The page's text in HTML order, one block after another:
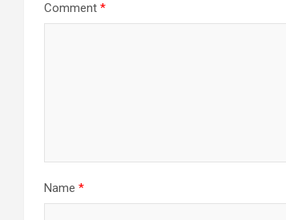
Comment *
Name *